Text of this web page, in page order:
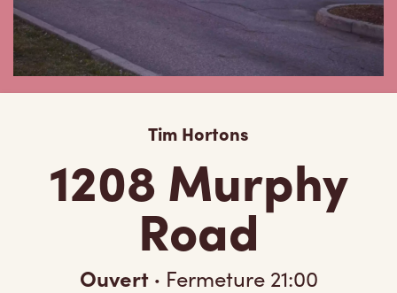
Tim Hortons
1208 Murphy
Road
Ouvert · Fermeture 21:00